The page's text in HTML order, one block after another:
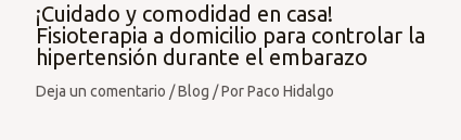
¡Cuidado y comodidad en casa!
Fisioterapia a domicilio para controlar la
hipertensión durante el embarazo
Deja un comentario /Blog / PorPaco Hidalgo